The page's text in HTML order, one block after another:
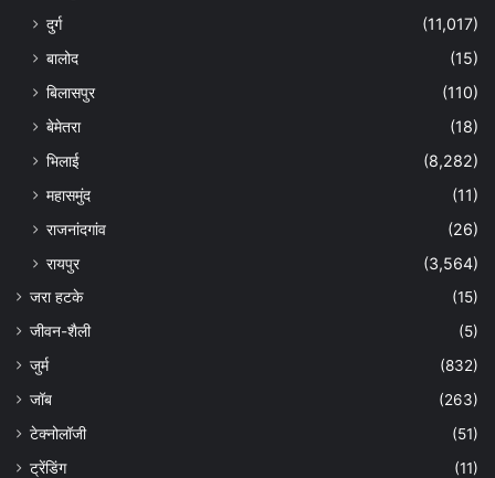
दुर्ग
(11,017)
बालोद
(15)
बिलासपुर
(110)
बेमेतरा
(18)
भिलाई
(8,282)
महासमुंद
(11)
राजनांदगांव
(26)
रायपुर
(3,564)
जरा हटके
(15)
जीवन-शैली
(5)
जुर्म
(832)
जॉब
(263)
टेक्नोलॉजी
(51)
ट्रेंडिंग
(11)